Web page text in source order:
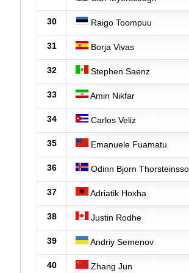
30 Raigo Toompuu
31 Borja Vivas
32 Stephen Saenz
33 Amin Nikfar
34 Carlos Veliz
35 Emanuele Fuamatu
36 Odinn Bjorn
37 Adriatik Hoxha
38 Justin Rodhe
39 Andriy Semenov
40 Zhang Jun